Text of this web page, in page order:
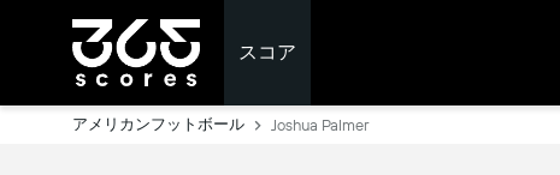
スコア
アメリカンフットボール Joshua Palmer